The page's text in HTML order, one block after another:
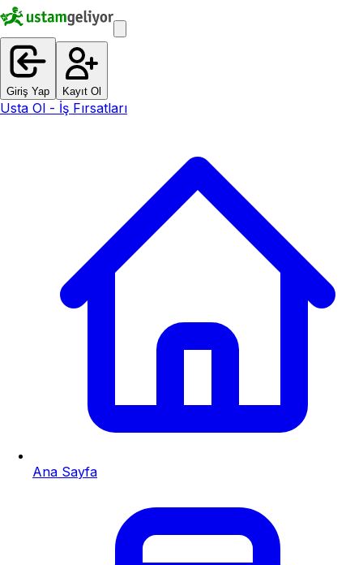
Giriş Yap Kayıt Ol
Usta Ol - İş Fırsatları
Ana Sayfa